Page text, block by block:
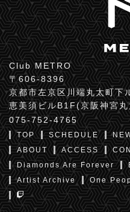
Club METRO
〒606-8396
京都市左京区川端丸太町下
恵美須ビルB1F(京阪神宮
075-752-4765
TOP SCHEDULE
ABOUT
ACCESS
Diamonds Are Forever
Artist Archive
One